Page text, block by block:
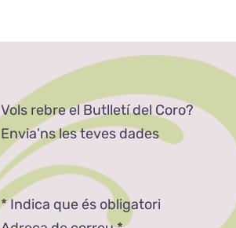
Vols rebre el Butlletí del Coro?
Envia’ns les teves dades
*Indica que és obligatori